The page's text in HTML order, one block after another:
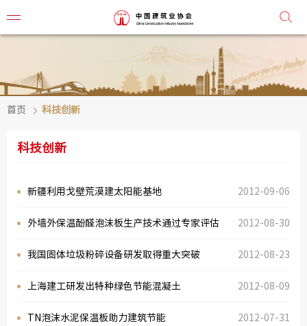
首页 科技创新
科技创新
新疆利用戈壁荒漠建太阳能基地 2012-09-06
外墙外保温酚醛泡沫板生产技术通过专家评估 2012-08-30
我国固体垃圾粉碎设备研发取得重大突破 2012-08-23
上海建工研发出特种绿色节能混凝土 2012-08-09
TN泡沫水泥保温板助力建筑节能 2012-07-31